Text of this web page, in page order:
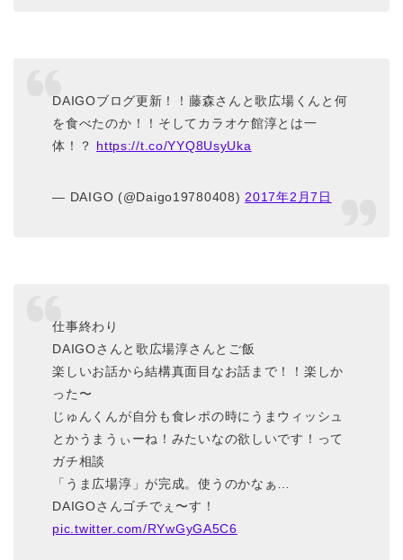
DAIGOブログ更新！！藤森さんと歌広場くんと何
を食べたのか！！そしてカラオケ館淳とは一
体！？ https://t.co/YYQ8UsyUka
— DAIGO (@Daigo19780408) 2017年2月7日
仕事終わり
DAIGOさんと歌広場淳さんとご飯
楽しいお話から結構真面目なお話まで！！楽しか
った〜
じゅんくんが自分も食レポの時にうまウィッシュ
とかうまうぃーね！みたいなの欲しいです！って
ガチ相談
「うま広場淳」が完成。使うのかなぁ…
DAIGOさんゴチでぇ〜す！
pic.twitter.com/RYwGyGA5C6